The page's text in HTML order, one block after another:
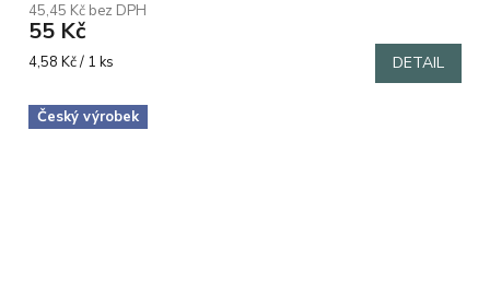
produktu
je
5,0
hvězdiček.
45,45 Kč bez DPH
55 Kč
Měrná
4,58 Kč / 1 ks DETAIL
Český výrobek